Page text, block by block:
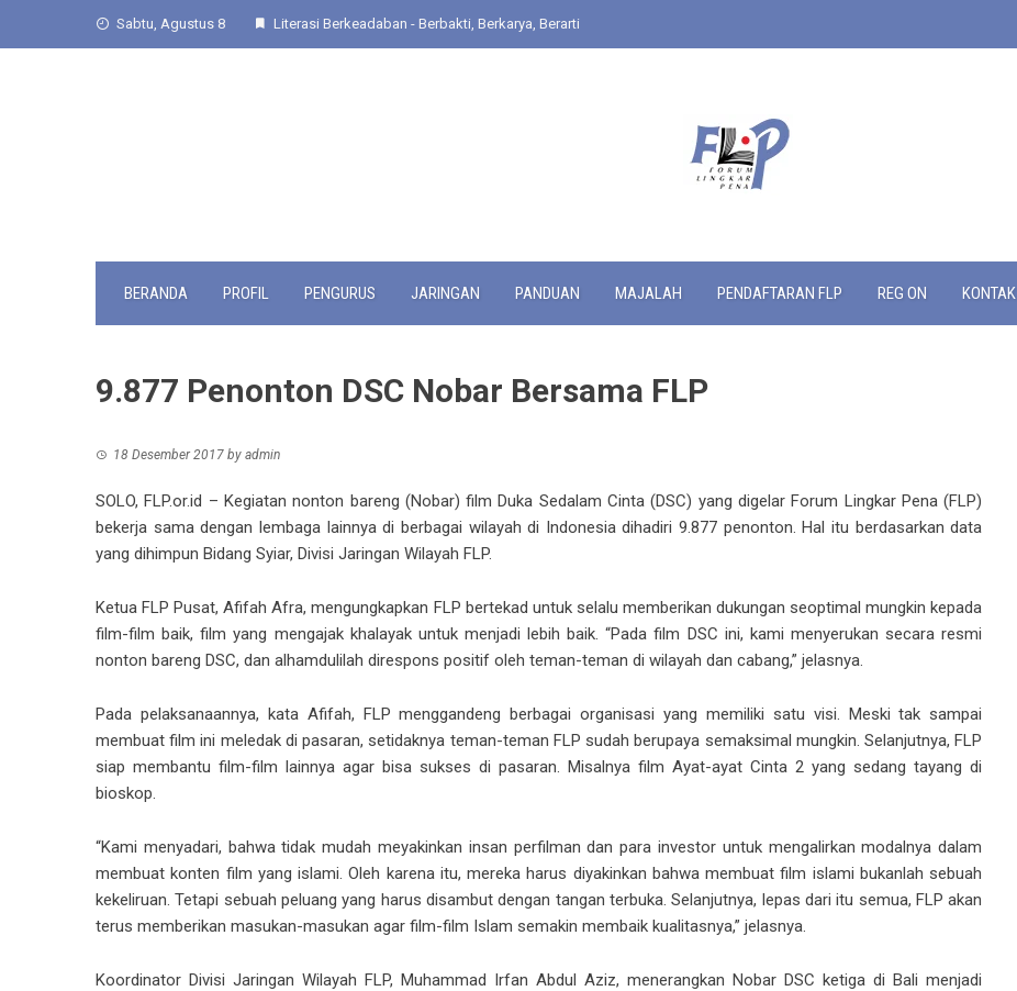
Sabtu, Agustus 8 Literasi Berkeadaban - Berbakti, Berkarya, Berarti
BERANDA PROFIL PENGURUS JARINGAN PANDUAN MAJALAH PENDAFTARAN FLP REG ON KONTAK
9.877 Penonton DSC Nobar Bersama FLP
18 Desember 2017 by admin
SOLO, FLP.or.id – Kegiatan nonton bareng (Nobar) film Duka Sedalam Cinta (DSC) yang digelar Forum Lingkar Pena (FLP)
bekerja sama dengan lembaga lainnya di berbagai wilayah di Indonesia dihadiri 9.877 penonton. Hal itu berdasarkan data
yang dihimpun Bidang Syiar, Divisi Jaringan Wilayah FLP.
Ketua FLP Pusat, Afifah Afra, mengungkapkan FLP bertekad untuk selalu memberikan dukungan seoptimal mungkin kepada
film-film baik, film yang mengajak khalayak untuk menjadi lebih baik. “Pada film DSC ini, kami menyerukan secara resmi
nonton bareng DSC, dan alhamdulilah direspons positif oleh teman-teman di wilayah dan cabang,” jelasnya.
Pada pelaksanaannya, kata Afifah, FLP menggandeng berbagai organisasi yang memiliki satu visi. Meski tak sampai
membuat film ini meledak di pasaran, setidaknya teman-teman FLP sudah berupaya semaksimal mungkin. Selanjutnya, FLP
siap membantu film-film lainnya agar bisa sukses di pasaran. Misalnya film Ayat-ayat Cinta 2 yang sedang tayang di
bioskop.
“Kami menyadari, bahwa tidak mudah meyakinkan insan perfilman dan para investor untuk mengalirkan modalnya dalam
membuat konten film yang islami. Oleh karena itu, mereka harus diyakinkan bahwa membuat film islami bukanlah sebuah
kekeliruan. Tetapi sebuah peluang yang harus disambut dengan tangan terbuka. Selanjutnya, lepas dari itu semua, FLP akan
terus memberikan masukan-masukan agar film-film Islam semakin membaik kualitasnya,” jelasnya.
Koordinator Divisi Jaringan Wilayah FLP, Muhammad Irfan Abdul Aziz, menerangkan Nobar DSC ketiga di Bali menjadi